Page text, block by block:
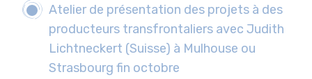
Atelier de présentation des projets à des
producteurs transfrontaliers avec Judith
Lichtneckert (Suisse) à Mulhouse ou
Strasbourg fin octobre